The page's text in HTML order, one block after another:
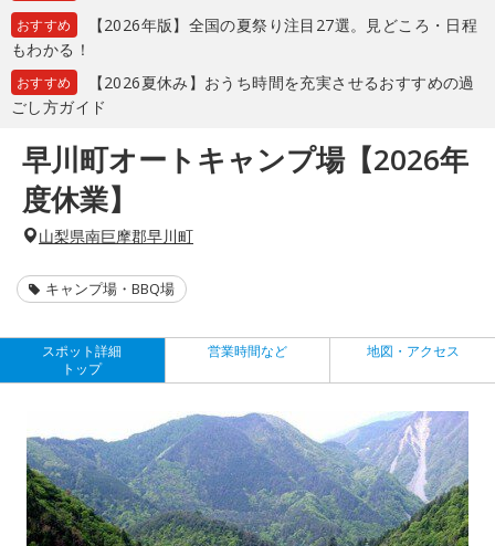
おすすめ
【2026年版】全国の夏祭り注目27選。見どころ・日程
もわかる！
おすすめ
【2026夏休み】おうち時間を充実させるおすすめの過
ごし方ガイド
早川町オートキャンプ場【2026年
度休業】
山梨県南巨摩郡早川町
キャンプ場・BBQ場
スポット詳細
トップ
営業時間など 地図・アクセス